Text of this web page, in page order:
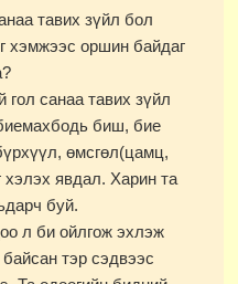
тавих зүйл бол
хэмжээс оршин байдаг
санаа тавих зүйл
биш, бие
өмсгөл(цамц,
хэлэх явдал. Харин та
буй.
л би ойлгож эхлэж
тэр сэдвээс